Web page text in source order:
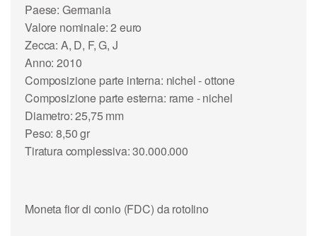
Paese: Germania
Valore nominale: 2 euro
Zecca: A, D, F, G, J
Anno: 2010
Composizione parte interna: nichel - ottone
Composizione parte esterna: rame - nichel
Diametro: 25,75 mm
Peso: 8,50 gr
Tiratura complessiva: 30.000.000
Moneta fior di conio (FDC) da rotolino